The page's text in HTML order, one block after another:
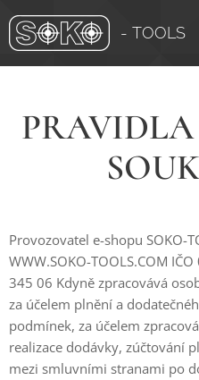
- TOOLS
Provozovatel e-shopu SOKO-
WWW.SOKO-TOOLS.COM
345 06 Kdyně zpracovává
za účelem plnění a
podmínek, za účelem
realizace dodávky, zúčtování
mezi smluvními stranami po